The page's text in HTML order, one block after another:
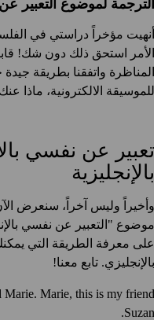
الترجمة لموضوع التعبير عن
أنهيت مؤخراً دراستي في
الأمر استحق ذلك دون شك!
المناظرة واتفقنا بطريقة جيدة
للموسيقة الالكترونية، ماذا عنك؟
تعبير عن نفسي
بالإنجليزية
وأخيراً وليس آخراً، سنعرض الآن
موضوع "التعبير عن نفسي
على معرفة الطريقة التي
بالإنجليزي. تابع معنا!
Marie. Marie, this is my friend
Suzan.